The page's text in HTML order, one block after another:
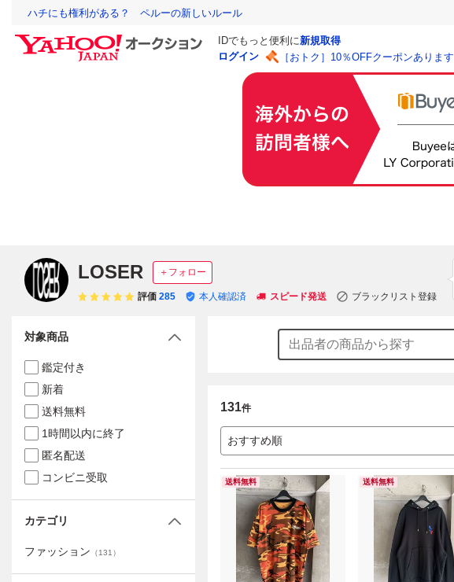
ハチにも権利がある？ ペルーの新しいルール
IDでもっと便利に新規取得
ログイン
［おトク］10％OFFクーポンあります
LOSER ＋フォロー
評価 285 本人確認済 スピード発送 ブラックリスト登録
131件
おすすめ順
送料無料 送料無料
対象商品
鑑定付き
新着
送料無料
1時間以内に終了
匿名配送
コンビニ受取
カテゴリ
ファッション （131 ）